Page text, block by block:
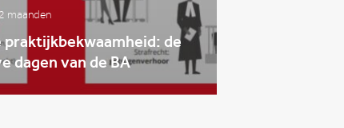
2 maanden
de
dagen van de BA